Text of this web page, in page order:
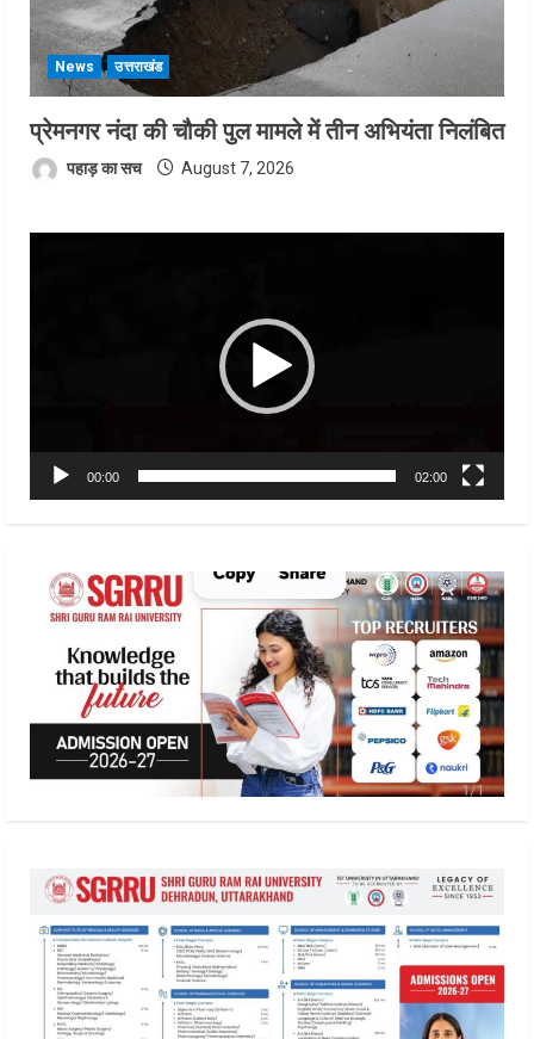
News उत्तराखंड
प्रेमनगर नंदा की चौकी पुल मामले में तीन अभियंता निलंबित
पहाड़ का सच August 7, 2026
00:00 02:00